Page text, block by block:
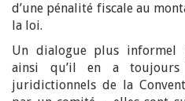
d’une pénalité fiscale au
la loi.
Un dialogue plus informel
ainsi qu’il en a
juridictionnels de la